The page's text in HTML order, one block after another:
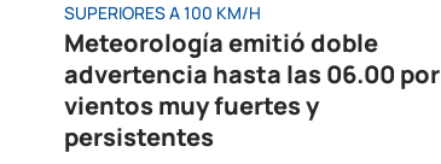
SUPERIORES A 100 KM/H
Meteorología emitió doble
advertencia hasta las 06.00 por
vientos muy fuertes y
persistentes